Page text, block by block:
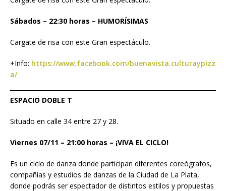
Sábados – 22:30 horas – HUMORÍSIMAS
Cargate de risa con este Gran espectáculo.
+Info: https://www.facebook.com/buenavista.culturaypizz
a/
ESPACIO DOBLE T
Situado en calle 34 entre 27 y 28.
Viernes 07/11 – 21:00 horas – ¡VIVA EL CICLO!
Es un ciclo de danza donde participan diferentes coreógrafos,
compañías y estudios de danzas de la Ciudad de La Plata,
donde podrás ser espectador de distintos estilos y propuestas